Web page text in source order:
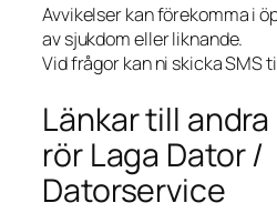
Avvikelser kan förekomma i
av sjukdom eller liknande.
Vid frågor kan ni skicka SMS
Länkar till
rör Laga Dator /
Datorservice